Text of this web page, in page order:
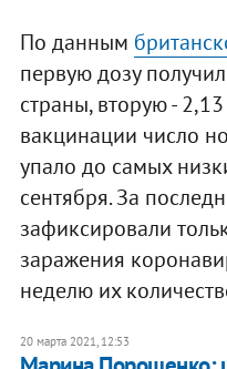
По данным
первую дозу
страны, вторую -
вакцинации число
упало до самых
сентября. За
зафиксировали
заражения
неделю их
20 марта 2021, 12:53